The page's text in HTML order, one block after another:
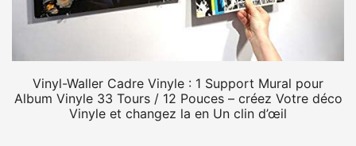
Vinyl-Waller Cadre Vinyle : 1 Support Mural pour
Album Vinyle 33 Tours / 12 Pouces – créez Votre déco
Vinyle et changez la en Un clin d’œil